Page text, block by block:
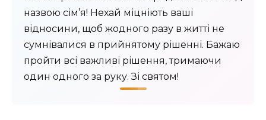
назвою сім’я! Нехай міцніють ваші
відносини, щоб жодного разу в житті не
сумнівалися в прийнятому рішенні. Бажаю
пройти всі важливі рішення, тримаючи
один одного за руку. Зі святом!